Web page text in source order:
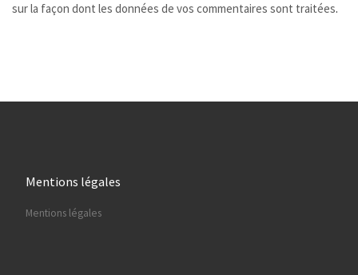
sur la façon dont les données de vos commentaires sont traitées.
Mentions légales
Mentions légales